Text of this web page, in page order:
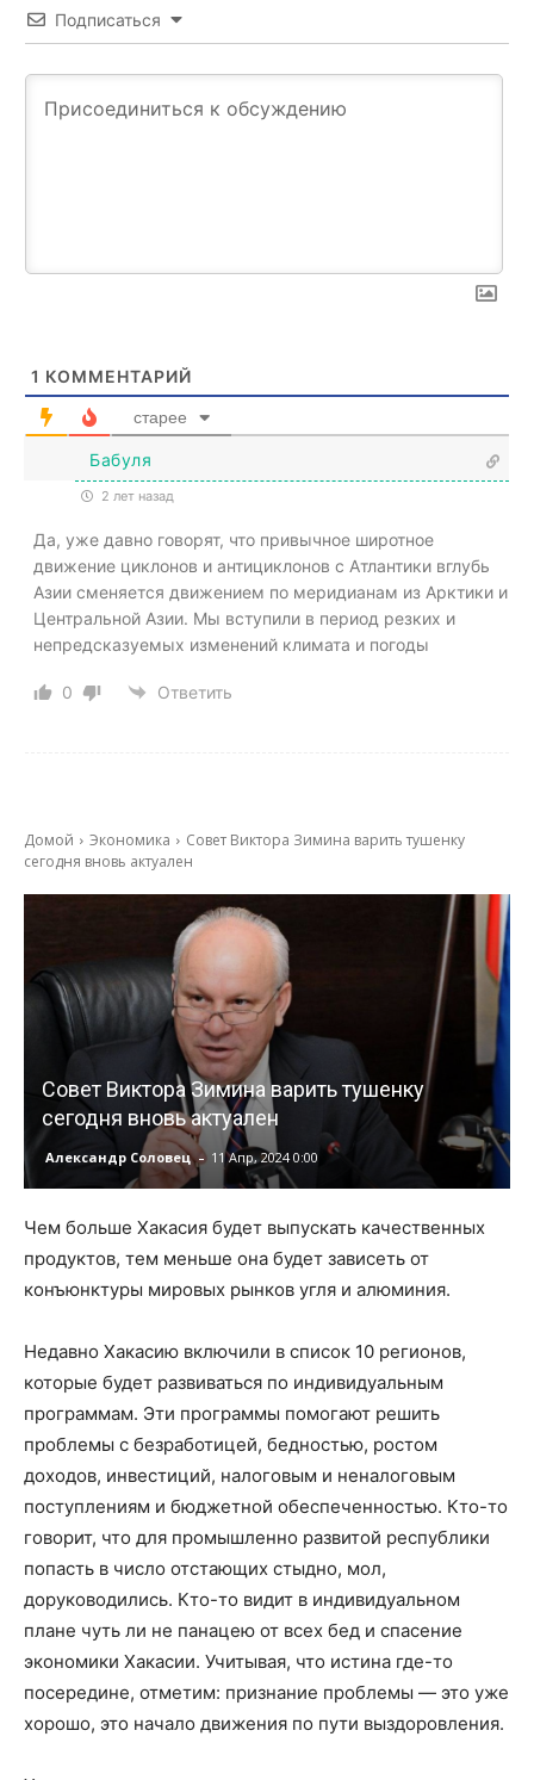
Подписаться
1 КОММЕНТАРИЙ
старее
Бабуля
2 лет назад
Да, уже давно говорят, что привычное широтное
движение циклонов и антициклонов с Атлантики вглубь
Азии сменяется движением по меридианам из Арктики и
Центральной Азии. Мы вступили в период резких и
непредсказуемых изменений климата и погоды
0 Ответить